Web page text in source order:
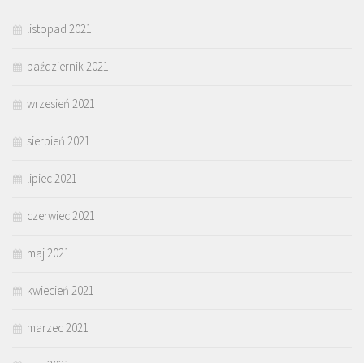
listopad 2021
październik 2021
wrzesień 2021
sierpień 2021
lipiec 2021
czerwiec 2021
maj 2021
kwiecień 2021
marzec 2021